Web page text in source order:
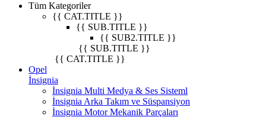
Tüm Kategoriler
{{ CAT.TITLE }}
{{ SUB.TITLE }}
{{ SUB2.TITLE }}
{{ SUB.TITLE }}
{{ CAT.TITLE }}
Opel
İnsignia
İnsignia Multi Medya & Ses Sisteml
İnsignia Arka Takım ve Süspansiyon
İnsignia Motor Mekanik Parçaları